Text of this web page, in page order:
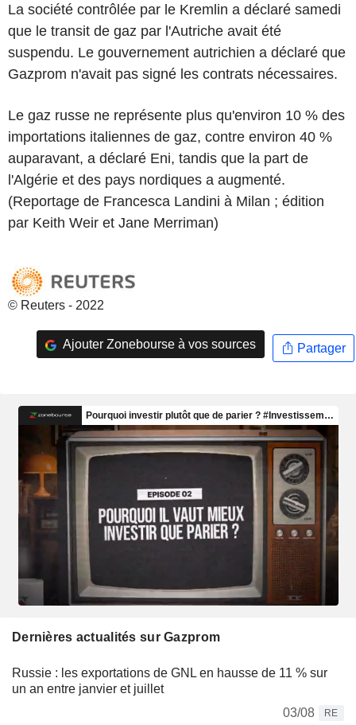
La société contrôlée par le Kremlin a déclaré samedi
que le transit de gaz par l'Autriche avait été
suspendu. Le gouvernement autrichien a déclaré que
Gazprom n'avait pas signé les contrats nécessaires.
Le gaz russe ne représente plus qu'environ 10 % des
importations italiennes de gaz, contre environ 40 %
auparavant, a déclaré Eni, tandis que la part de
l'Algérie et des pays nordiques a augmenté.
(Reportage de Francesca Landini à Milan ; édition
par Keith Weir et Jane Merriman)
© Reuters - 2022
Ajouter Zonebourse à vos sources Partager
Dernières actualités sur Gazprom
Russie : les exportations de GNL en hausse de 11 % sur
un an entre janvier et juillet
03/08
RE